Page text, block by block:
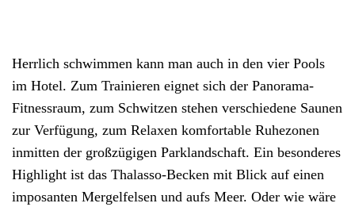
Herrlich schwimmen kann man auch in den vier Pools
im Hotel. Zum Trainieren eignet sich der Panorama-
Fitnessraum, zum Schwitzen stehen verschiedene Saunen
zur Verfügung, zum Relaxen komfortable Ruhezonen
inmitten der großzügigen Parklandschaft. Ein besonderes
Highlight ist das Thalasso-Becken mit Blick auf einen
imposanten Mergelfelsen und aufs Meer. Oder wie wäre